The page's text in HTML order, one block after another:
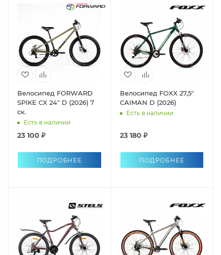
Велосипед FORWARD
SPIKE CX 24" D (2026) 7
ск.
Есть в наличии
23 100 ₽
ПОДРОБНЕЕ
Велосипед FOXX 27,5"
CAIMAN D (2026)
Есть в наличии
23 180 ₽
ПОДРОБНЕЕ